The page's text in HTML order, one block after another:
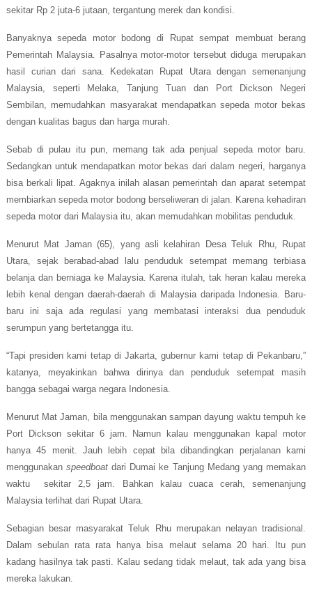
sekitar Rp 2 juta-6 jutaan, tergantung merek dan kondisi.
Banyaknya sepeda motor bodong di Rupat sempat membuat berang
Pemerintah Malaysia. Pasalnya motor-motor tersebut diduga merupakan
hasil curian dari sana. Kedekatan Rupat Utara dengan semenanjung
Malaysia, seperti Melaka, Tanjung Tuan dan Port Dickson Negeri
Sembilan, memudahkan masyarakat mendapatkan sepeda motor bekas
dengan kualitas bagus dan harga murah.
Sebab di pulau itu pun, memang tak ada penjual sepeda motor baru.
Sedangkan untuk mendapatkan motor bekas dari dalam negeri, harganya
bisa berkali lipat. Agaknya inilah alasan pemerintah dan aparat setempat
membiarkan sepeda motor bodong berseliweran di jalan. Karena kehadiran
sepeda motor dari Malaysia itu, akan memudahkan mobilitas penduduk.
Menurut Mat Jaman (65), yang asli kelahiran Desa Teluk Rhu, Rupat
Utara, sejak berabad-abad lalu penduduk setempat memang terbiasa
belanja dan berniaga ke Malaysia. Karena itulah, tak heran kalau mereka
lebih kenal dengan daerah-daerah di Malaysia daripada Indonesia. Baru-
baru ini saja ada regulasi yang membatasi interaksi dua penduduk
serumpun yang bertetangga itu.
“Tapi presiden kami tetap di Jakarta, gubernur kami tetap di Pekanbaru,”
katanya, meyakinkan bahwa dirinya dan penduduk setempat masih
bangga sebagai warga negara Indonesia.
Menurut Mat Jaman, bila menggunakan sampan dayung waktu tempuh ke
Port Dickson sekitar 6 jam. Namun kalau menggunakan kapal motor
hanya 45 menit. Jauh lebih cepat bila dibandingkan perjalanankami
menggunakanspeedboat dari Dumai ke Tanjung Medang yang memakan
waktu sekitar 2,5 jam. Bahkan kalau cuaca cerah, semenanjung
Malaysia terlihat dari Rupat Utara.
Sebagian besar masyarakat Teluk Rhu merupakan nelayan tradisional.
Dalam sebulan rata rata hanya bisa melaut selama 20 hari. Itu pun
kadang hasilnya tak pasti. Kalau sedang tidak melaut, tak ada yang bisa
mereka lakukan.